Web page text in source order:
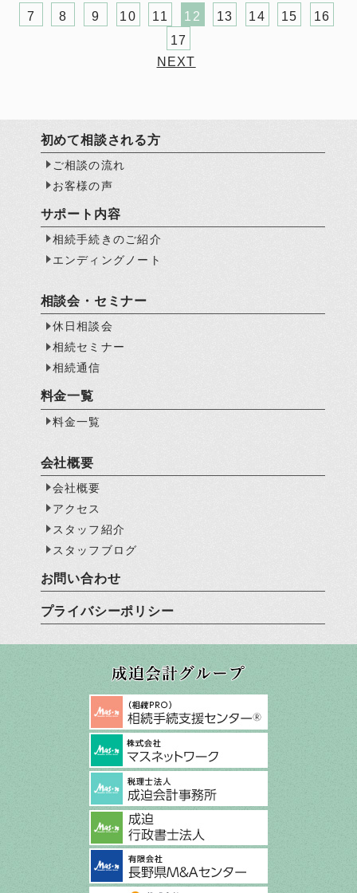
7
8 9 10 11 12 13 14 15
16
17
NEXT
初めて相談される方
ご相談の流れ
お客様の声
サポート内容
相続手続きのご紹介
エンディングノート
相談会・セミナー
休日相談会
相続セミナー
相続通信
料金一覧
料金一覧
会社概要
会社概要
アクセス
スタッフ紹介
スタッフブログ
お問い合わせ
プライバシーポリシー